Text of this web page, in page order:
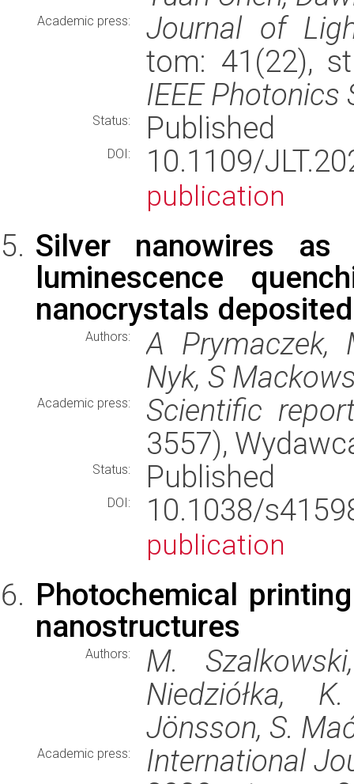
Academic press:
Journal of
tom: 41(22),
IEEE Photonics
Status: Published
DOI: 10.1109/
publication
Silver nanowires as
luminescence
nanocrystals
Authors:
A Prymaczek,
Nyk, S
Academic press:
Scientific
3557),
Status: Published
DOI: 10.1038/
publication
Photochemical
nanostructures
Authors:
M.
Niedziółka,
Jönsson, S.
Academic press:
International